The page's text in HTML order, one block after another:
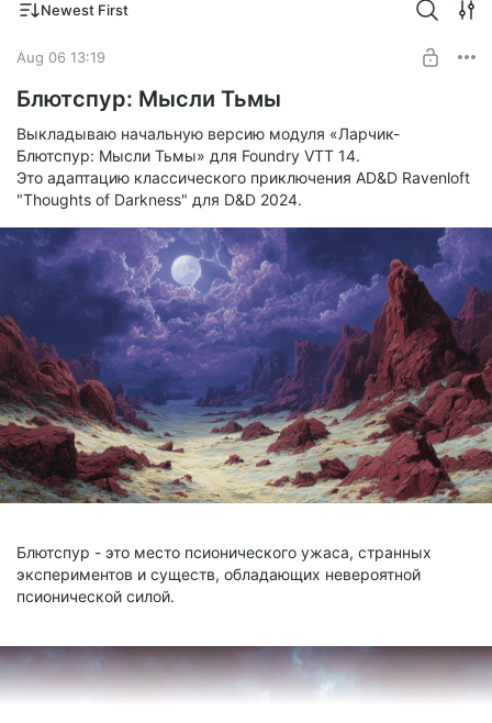
Newest First
Aug 06 13:19
Блютспур: Мысли Тьмы
Выкладываю начальную версию модуля «Ларчик-
Блютспур: Мысли Тьмы» для Foundry VTT 14.
Это адаптацию классического приключения AD&D Ravenloft
"Thoughts of Darkness" для D&D 2024.
Блютспур - это место псионического ужаса, странных
экспериментов и существ, обладающих невероятной
псионической силой.